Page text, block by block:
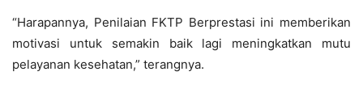
“Harapannya, Penilaian FKTP Berprestasi ini memberikan
motivasi untuk semakin baik lagi meningkatkan mutu
pelayanan kesehatan,” terangnya.